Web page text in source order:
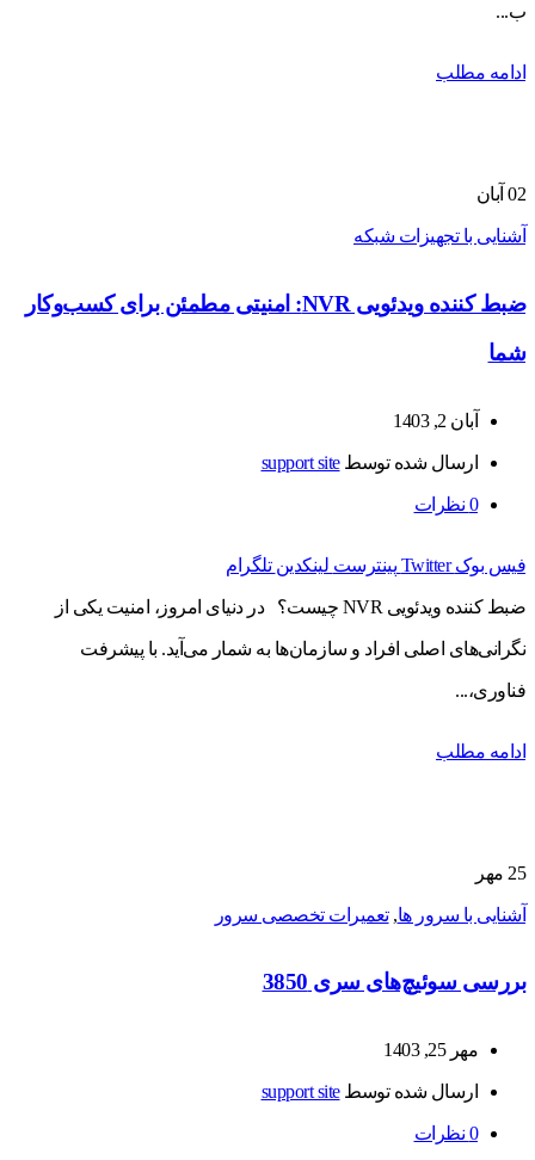
ب...
ادامه مطلب
02 آبان
آشنایی با تجهیزات شبکه
ضبط کننده ویدئویی NVR: امنیتی مطمئن برای کسب‌وکار
شما
آبان 2, 1403
ارسال شده توسطsupport site
0 نظرات
فیس بوک Twitter پینترست لینکدین تلگرام
ضبط کننده ویدئویی NVR چیست؟ در دنیای امروز، امنیت یکی از
نگرانی‌های اصلی افراد و سازمان‌ها به شمار می‌آید. با پیشرفت
فناوری،...
ادامه مطلب
25 مهر
آشنایی با سرور ها,تعمیرات تخصصی سرور
بررسی سوئیچ‌های سری 3850
مهر 25, 1403
ارسال شده توسطsupport site
0 نظرات